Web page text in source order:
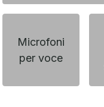
Microfoni
per voce